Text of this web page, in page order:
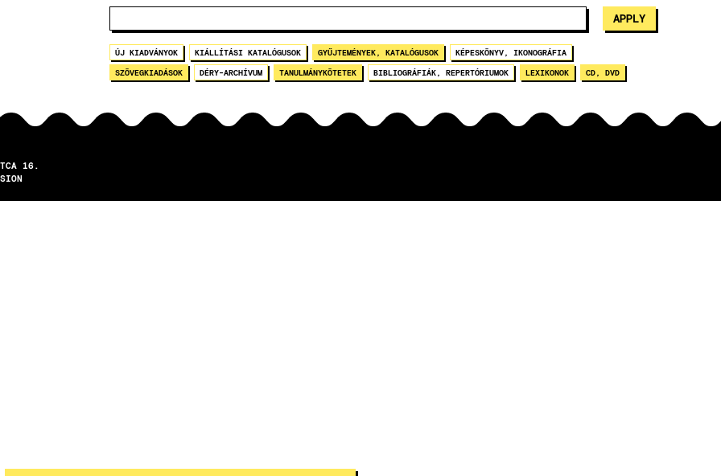
ÚJ KIADVÁNYOK KIÁLLÍTÁSI KATALÓGUSOK GYŰJTEMÉNYEK, KATALÓGUSOK KÉPESKÖNYV, IKONOGRÁFIA
SZÖVEGKIADÁSOK DÉRY-ARCHÍVUM TANULMÁNYKÖTETEK BIBLIOGRÁFIÁK, REPERTÓRIUMOK LEXIKONOK CD, DVD
16.